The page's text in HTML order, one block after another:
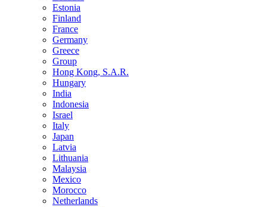
Estonia
Finland
France
Germany
Greece
Group
Hong Kong, S.A.R.
Hungary
India
Indonesia
Israel
Italy
Japan
Latvia
Lithuania
Malaysia
Mexico
Morocco
Netherlands